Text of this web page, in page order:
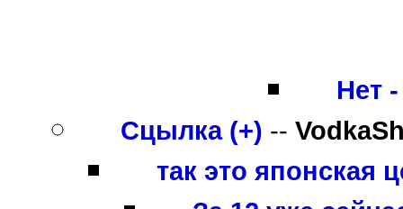
Нет
Сцылка (+) --
так это японская